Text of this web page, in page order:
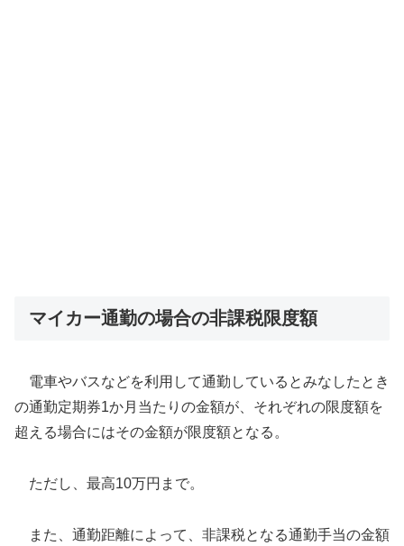
マイカー通勤の場合の非課税限度額
電車やバスなどを利用して通勤しているとみなしたとき
の通勤定期券1か月当たりの金額が、それぞれの限度額を
超える場合にはその金額が限度額となる。
ただし、最高10万円まで。
また、通勤距離によって、非課税となる通勤手当の金額